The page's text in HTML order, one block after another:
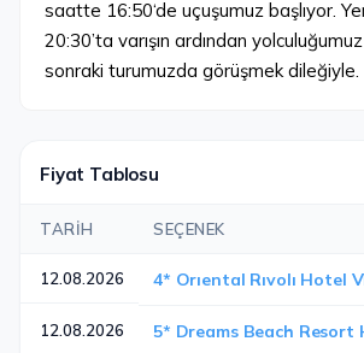
saatte 16:50‘de uçuşumuz başlıyor.
20:30’ta varışın ardından
sonraki turumuzda görüşmek dileğiyle.
Fiyat Tablosu
TARIH SEÇENEK
12.08.2026 4* Orıental Rıvolı Hotel
12.08.2026 5* Dreams Beach Resort